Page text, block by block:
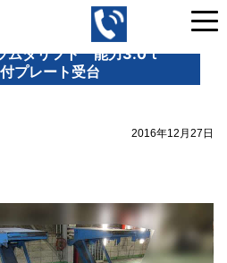
ムダリフト 能力3.0ｔ
プレート受台
2016年12月27日